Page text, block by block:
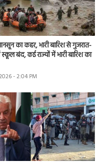
का कहर, भारी बारिश से गुजरात-
स्कूल बंद, कई राज्यों में भारी बारिश का
- 2:04 PM